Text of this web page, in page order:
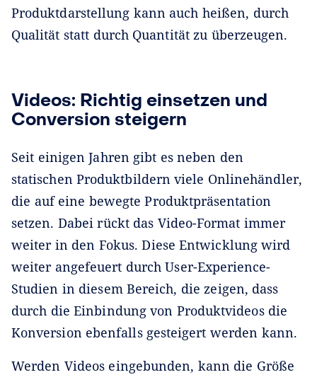
Produktdarstellung kann auch heißen, durch
Qualität statt durch Quantität zu überzeugen.
Videos: Richtig einsetzen und
Conversion steigern
Seit einigen Jahren gibt es neben den
statischen Produktbildern viele Onlinehändler,
die auf eine bewegte Produktpräsentation
setzen. Dabei rückt das Video-Format immer
weiter in den Fokus. Diese Entwicklung wird
weiter angefeuert durch User-Experience-
Studien in diesem Bereich, die zeigen, dass
durch die Einbindung von Produktvideos die
Konversion ebenfalls gesteigert werden kann.
Werden Videos eingebunden, kann die Größe